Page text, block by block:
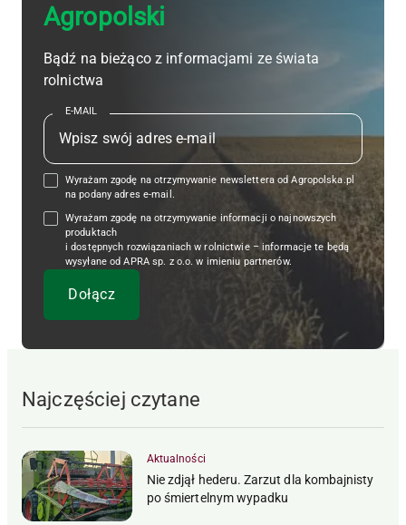
Agropolski
Bądź na bieżąco z informacjami ze świata
rolnictwa
E-MAIL
Wyrażam zgodę na otrzymywanie newslettera od Agropolska.pl
na podany adres e-mail.
Wyrażam zgodę na otrzymywanie informacji o najnowszych
produktach
i dostępnych rozwiązaniach w rolnictwie – informacje te będą
wysyłane od APRA sp. z o.o. w imieniu partnerów.
Najczęściej czytane
Aktualności
Nie zdjął hederu. Zarzut dla kombajnisty
po śmiertelnym wypadku